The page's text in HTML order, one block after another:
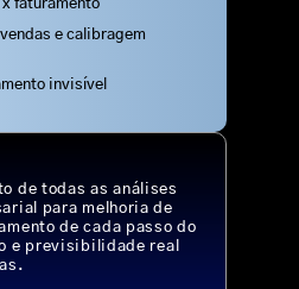
faturamento
e calibragem
invisível
de todas as análises
para melhoria de
de cada passo do
e previsibilidade real